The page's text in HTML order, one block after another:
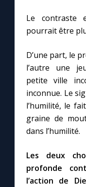
Le contraste
pourrait être
D’une part, le
l’autre une
petite ville
inconnue. Le
l’humilité, le
graine de
dans l’humilité.
Les deux
profonde
l’action de